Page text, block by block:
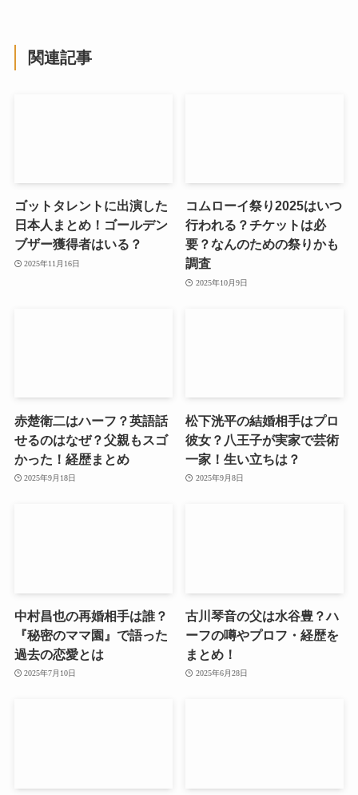
関連記事
ゴットタレントに出演した
日本人まとめ！ゴールデン
ブザー獲得者はいる？
2025年11月16日
コムローイ祭り2025はいつ
行われる？チケットは必
要？なんのための祭りかも
調査
2025年10月9日
赤楚衛二はハーフ？英語話
せるのはなぜ？父親もスゴ
かった！経歴まとめ
2025年9月18日
松下洸平の結婚相手はプロ
彼女？八王子が実家で芸術
一家！生い立ちは？
2025年9月8日
中村昌也の再婚相手は誰？
『秘密のママ園』で語った
過去の恋愛とは
2025年7月10日
古川琴音の父は水谷豊？ハ
ーフの噂やプロフ・経歴を
まとめ！
2025年6月28日